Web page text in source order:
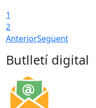
1
2
AnteriorSegüent
Butlletí digital